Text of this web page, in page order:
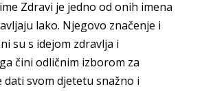
Zdravi je jedno od onih imena
lako. Njegovo značenje i
su s idejom zdravlja i
čini odličnim izborom za
svom djetetu snažno i